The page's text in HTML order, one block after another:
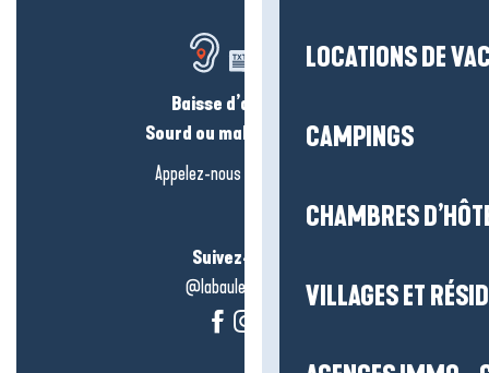
LOCATIONS DE
CAMPINGS
CHAMBRES
VILLAGES ET
Baisse d’audition ?
Sourd ou malentendant ?
Appelez-nous en
Suivez-nous !
@labauleguérande